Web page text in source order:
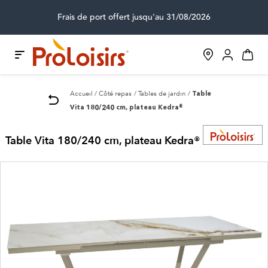
Frais de port offert jusqu'au 31/08/2026
Accueil Côté repas Tables de jardin Table
Vita 180/240 cm, plateau Kedra®
Table Vita 180/240 cm, plateau Kedra®